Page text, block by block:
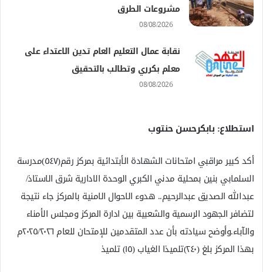
مشروعات الطرق
08/08/2026
نقابة عمال التعليم العام تدين الاعتداء على
معلم بكرري وتطالب بالتحقيق
08/08/2026
استطلاع: بابكرحسن حنتوب
أكد كبير مراقبي امتحانات الشهادة الأبتدائية بمركز رقم(٥٤٧)مدرسة
السلمابي بنين بمحلية مدني الكبري الوحدة الادارية شرق الاستاذ/
عبدالله الصديق عبدالرحيم.. هدوء الاحوال الامنية بالمركز جاء نتيجة
لتضافر الجهود الرسمية والشعبية بين ادارة المركز ومجلس الأمناء
والآباء.وأوضح سيادته بأن عدد المتقدمين للإمتحان للعام ٢٠٢٥/٢٠٢٦م
بهذا المركز بلغ (٢٤٠)تلميذا الغياب (١٥) تلميذ